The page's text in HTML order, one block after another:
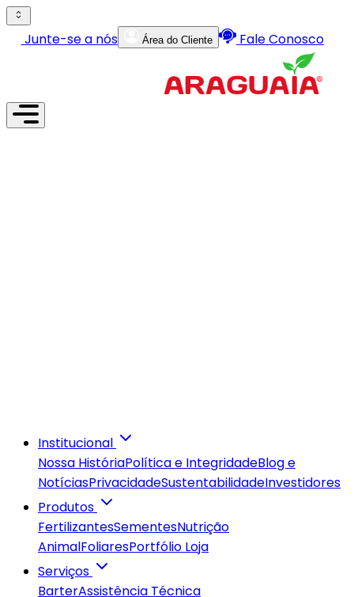
Junte-se a nós Área do Cliente Fale Conosco
Institucional
Nossa HistóriaPolítica e IntegridadeBlog e
NotíciasPrivacidadeSustentabilidadeInvestidores
Produtos
FertilizantesSementesNutrição
AnimalFoliaresPortfólio Loja
Serviços
BarterAssistência Técnica